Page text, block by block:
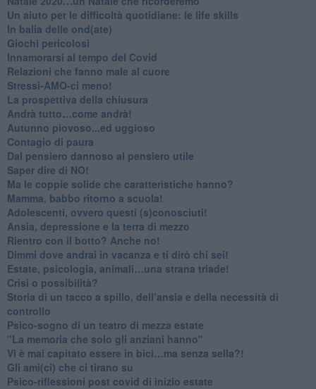
Un aiuto per le difficoltà quotidiane: le life skills
​In balia delle ond(ate)
Giochi pericolosi
Innamorarsi al tempo del Covid
​Relazioni che fanno male al cuore
​Stressi-AMO-ci meno!
​La prospettiva della chiusura
​Andrà tutto…come andrà!
Autunno piovoso...ed uggioso
​Contagio di paura
​Dal pensiero dannoso al pensiero utile
​Saper dire di NO!
​Ma le coppie solide che caratteristiche hanno?
​Mamma, babbo ritorno a scuola!
Adolescenti, ovvero questi (s)conosciuti!
Ansia, depressione e la terra di mezzo
​Rientro con il botto? Anche no!
Dimmi dove andrai in vacanza e ti dirò chi sei!
​Estate, psicologia, animali…una strana triade!
​Crisi o possibilità?
​Storia di un tacco a spillo, dell’ansia e della necessità di
controllo
​Psico-sogno di un teatro di mezza estate
"La memoria che solo gli anziani hanno"
​Vi è mai capitato essere in bici…ma senza sella?!
​Gli ami(ci) che ci tirano su
Psico-riflessioni post covid di inizio estate